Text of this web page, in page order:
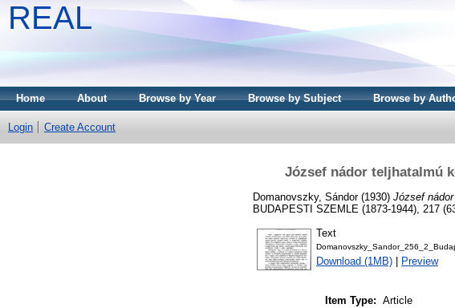
REAL
Home About Browse by Year Browse by Subject Browse by
Login Create Account
József nádor teljhatalmú
Domanovszky, Sándor(1930) József
BUDAPESTI SZEMLE (1873-1944), 217
Text
Download (1MB)
Preview
Item Type: Article